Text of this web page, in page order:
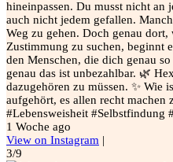
hineinpassen. Du musst nicht an
auch nicht jedem gefallen.
Weg zu gehen. Doch genau
Zustimmung zu suchen, beginnt
den Menschen, die dich genau
genau das ist unbezahlbar. 🌿
dazugehören zu müssen. ✨ Wie
aufgehört, es allen recht machen
#Lebensweisheit #Selbstfindung
1 Woche ago
View on Instagram |
3/9